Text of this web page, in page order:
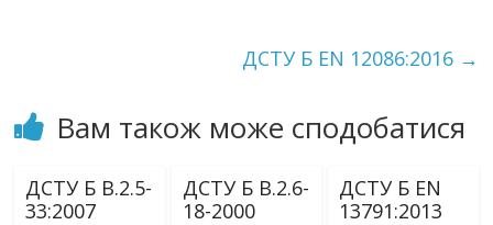
ДСТУ Б EN 12086:2016 →
Вам також може сподобатися
ДСТУ Б В.2.5-
33:2007
ДСТУ Б В.2.6-
18-2000
ДСТУ Б EN
13791:2013